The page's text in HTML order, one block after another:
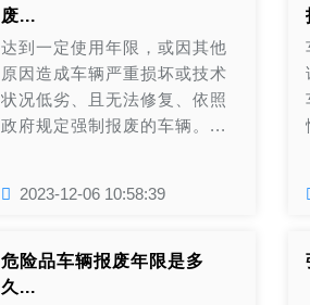
废...
达到一定使用年限，或因其他
原因造成车辆严重损坏或技术
状况低劣、且无法修复、依照
政府规定强制报废的车辆。...
2023-12-06 10:58:39
危险品车辆报废年限是多
久...